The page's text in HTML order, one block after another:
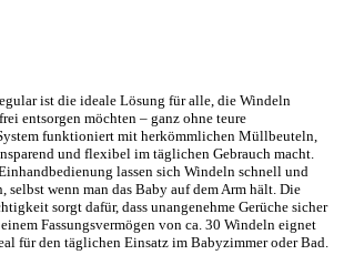
ist die ideale Lösung für alle, die Windeln
entsorgen möchten – ganz ohne teure
funktioniert mit herkömmlichen Müllbeuteln,
und flexibel im täglichen Gebrauch macht.
lassen sich Windeln schnell und
selbst wenn man das Baby auf dem Arm hält. Die
sorgt dafür, dass unangenehme Gerüche sicher
Fassungsvermögen von ca. 30 Windeln eignet
für den täglichen Einsatz im Babyzimmer oder Bad.